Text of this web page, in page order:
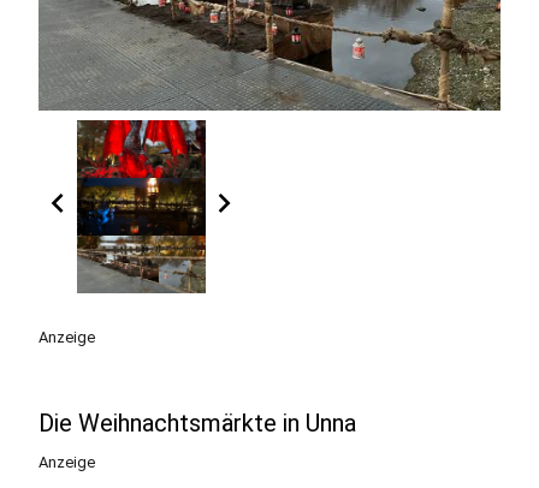
chevron_left chevron_right
Anzeige
Die Weihnachtsmärkte in Unna
Anzeige